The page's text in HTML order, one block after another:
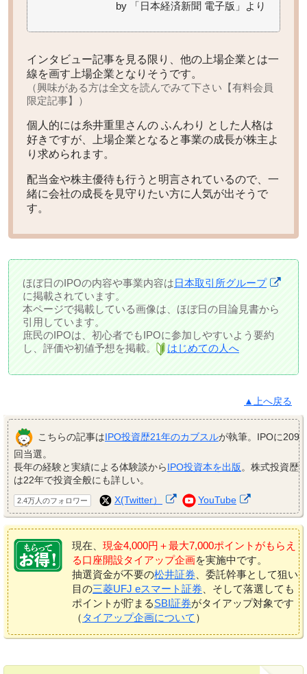
by 「日本経済新聞 電子版」より
インタビュー記事を見る限り、他の上場企業とは一
線を画す上場企業となりそうです。
（興味がある方は全文を読んでみて下さい【有料会員
限定記事】）
個人的には糸井重里さんの ふんわり とした人格は
好きですが、上場企業となると事業の成長が株主よ
り求められます。
配当金や株主優待も行うと明言されているので、一
緒に会社の成長を見守りたい方に人気が出そうで
す。
ほぼ日のIPOの内容や事業内容は日本取引所グループ
に掲載されています。
本ページで掲載している画像は、ほぼ日の目論見書から
引用しています。
庶民のIPOは、初心者でもIPOに参加しやすいよう要約
し、評価や初値予想を掲載。
はじめての人へ
▲上へ戻る
こちらの記事はIPO投資歴21年のカブスルが執筆。IPOに209
回当選。
長年の経験と実績による体験談からIPO投資本を出版。株式投資歴
は22年で投資全般にも詳しい。
2.4万人のフォロワー X(Twitter） YouTube
現在、 現金4,000円＋最大7,000ポイントがもらえ
る口座開設タイアップ企画を実施中です。
抽選資金が不要の松井証券 、委託幹事として狙い
目の三菱UFJ eスマート証券 、そして落選しても
ポイントが貯まるSBI証券がタイアップ対象です
（ タイアップ企画について ）